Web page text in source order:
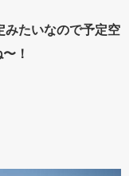
たいなので予定空
！